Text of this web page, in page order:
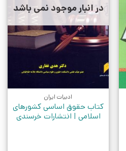
در انبار موجود نمی باشد
ادبیات ایران
کتاب حقوق اساسی کشورهای
اسلامی | انتشارات خرسندی